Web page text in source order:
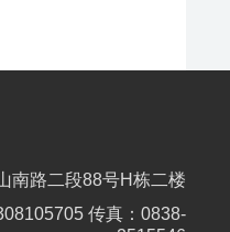
南路二段88号H栋二楼
传真：0838-